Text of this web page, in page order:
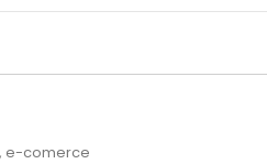
e-comerce